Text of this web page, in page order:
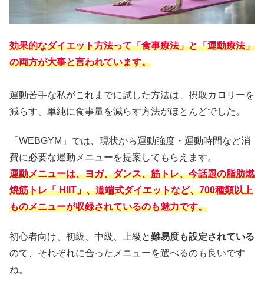
効果的なダイエット方法って「食事療法」と「運動療法」
の両方が大事と言われています。
運動苦手な私がこれまでに試した方法は、摂取カロリーを
減らす、単純に食事量を減らす方法がほとんどでした。
「WEBGYM」では、現状から運動強度・ 運動時間など消
費に必要な運動メニューを提案してもらえます。
運動メニューは、ヨガ、ダンス、筋トレ、今話題の脂肪燃
焼筋トレ「 HIIT」、道端式ダイエットなど、700種類以上
ものメニューが収録されているのも魅力です。
初心者向け、初級、中級、上級と難易度も設定されている
ので、それぞれに合ったメニューを選べるのも良いです
ね。